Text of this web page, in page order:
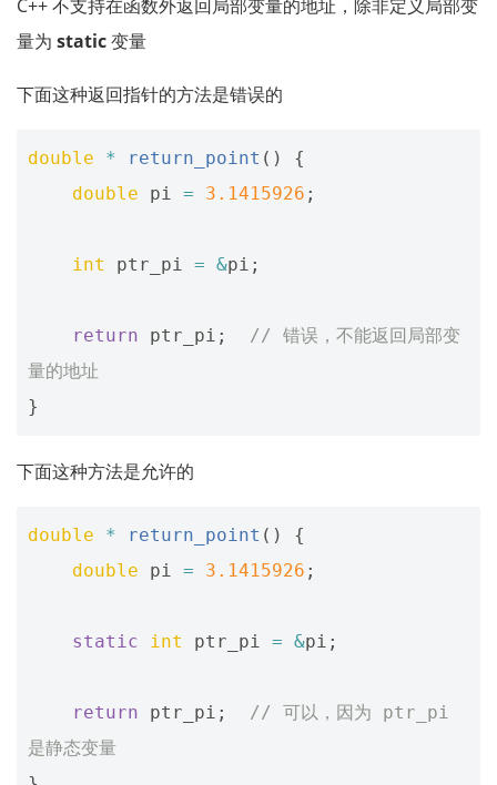
C++ 不支持在函数外返回局部变量的地址，除非定义局部变
量为 static变量
下面这种返回指针的方法是错误的
double * return_point ()
{
double
pi = 3.1415926 ;
int ptr_pi = &pi ;
return ptr_pi ;
// 错误，不能返回局部变
量的地址
}
下面这种方法是允许的
double * return_point ()
{
double
pi = 3.1415926 ;
static int ptr_pi = &pi ;
return ptr_pi ;
// 可以，因为 ptr_pi
是静态变量